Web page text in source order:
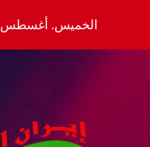
الخميس. أغسطس 6th, 2026